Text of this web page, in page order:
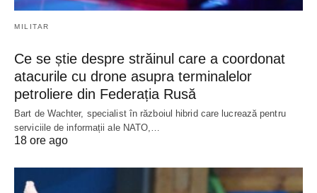
MILITAR
Ce se știe despre străinul care a coordonat
atacurile cu drone asupra terminalelor
petroliere din Federația Rusă
Bart de Wachter, specialist în războiul hibrid care lucrează pentru
serviciile de informații ale NATO,…
18 ore ago